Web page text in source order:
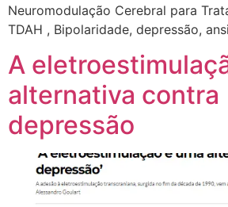
Neuromodulação Cerebral para
TDAH , Bipolaridade, depressão,
A
alternativa contra
depressão